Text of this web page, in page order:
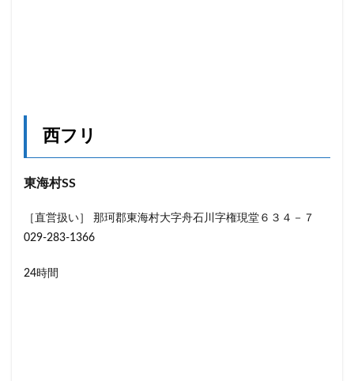
西フリ
東海村SS
［直営扱い］ 那珂郡東海村大字舟石川字権現堂６３４－７
029-283-1366
24時間